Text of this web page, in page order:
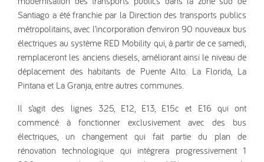
Santiago a été franchie par la Direction des transports publics
métropolitains, avec l’incorporation d’environ 90 nouveaux bus
électriques au système RED Mobility qui, à partir de ce samedi,
remplaceront les anciens diesels, améliorant ainsi le niveau de
déplacement des habitants de Puente Alto. La Florida, La
Pintana et La Granja, entre autres communes.
Il s’agit des lignes 325, E12, E13, E15c et E16 qui ont
commencé à fonctionner exclusivement avec des bus
électriques, un changement qui fait partie du plan de
rénovation technologique qui intégrera progressivement 1